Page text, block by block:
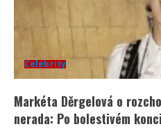
Celebrity
Markéta Děrgelová o
nerada: Po bolestivém